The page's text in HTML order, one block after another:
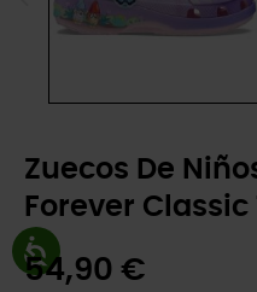
Zuecos De
Forever Classic
54,90 €